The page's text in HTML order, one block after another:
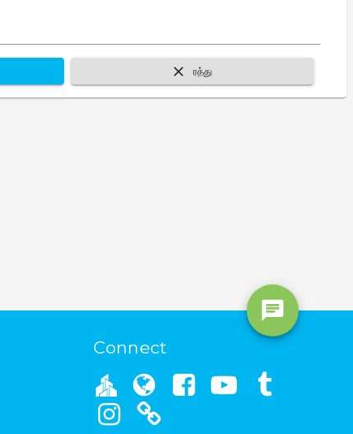
ரத்து
Connect